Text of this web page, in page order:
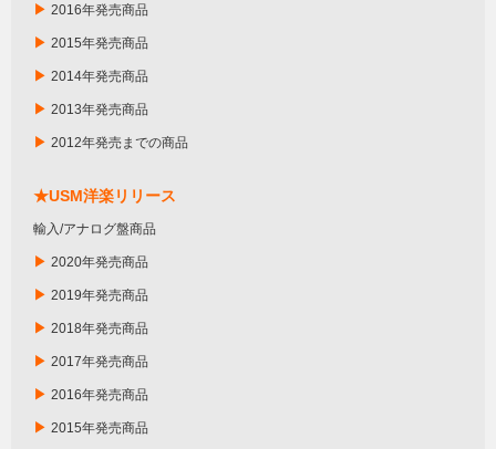
▶ 2016年発売商品
▶ 2015年発売商品
▶ 2014年発売商品
▶ 2013年発売商品
▶ 2012年発売までの商品
★USM洋楽リリース
輸入/アナログ盤商品
▶ 2020年発売商品
▶ 2019年発売商品
▶ 2018年発売商品
▶ 2017年発売商品
▶ 2016年発売商品
▶ 2015年発売商品